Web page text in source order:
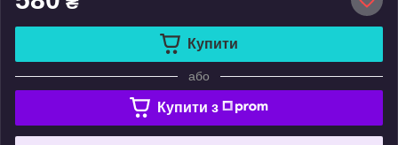
Купити
або
Купити з